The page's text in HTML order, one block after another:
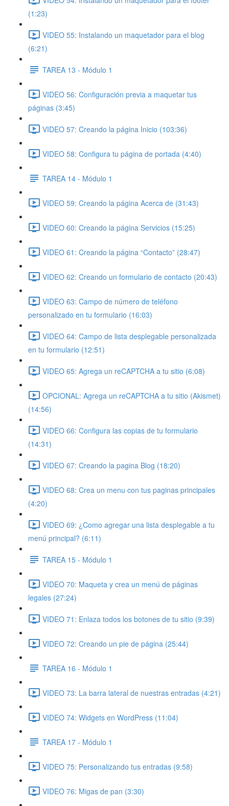
(1:23)
VIDEO 55: Instalando un maquetador para el blog
(6:21)
TAREA 13 - Módulo 1
VIDEO 56: Configuración previa a maquetar tus
páginas (3:45)
VIDEO 57: Creando la página Inicio (103:36)
VIDEO 58: Configura tu página de portada (4:40)
TAREA 14 - Módulo 1
VIDEO 59: Creando la página Acerca de (31:43)
VIDEO 60: Creando la página Servicios (15:25)
VIDEO 61: Creando la página “Contacto” (28:47)
VIDEO 62: Creando un formulario de contacto (20:43)
VIDEO 63: Campo de número de teléfono
personalizado en tu formulario (16:03)
VIDEO 64: Campo de lista desplegable personalizada
en tu formulario (12:51)
VIDEO 65: Agrega un reCAPTCHA a tu sitio (6:08)
OPCIONAL: Agrega un reCAPTCHA a tu sitio (Akismet)
(14:56)
VIDEO 66: Configura las copias de tu formulario
(14:31)
VIDEO 67: Creando la pagina Blog (18:20)
VIDEO 68: Crea un menu con tus paginas principales
(4:20)
VIDEO 69: ¿Como agregar una lista desplegable a tu
menú principal? (6:11)
TAREA 15 - Módulo 1
VIDEO 70: Maqueta y crea un menú de páginas
legales (27:24)
VIDEO 71: Enlaza todos los botones de tu sitio (9:39)
VIDEO 72: Creando un pie de página (25:44)
TAREA 16 - Módulo 1
VIDEO 73: La barra lateral de nuestras entradas (4:21)
VIDEO 74: Widgets en WordPress (11:04)
TAREA 17 - Módulo 1
VIDEO 75: Personalizando tus entradas (9:58)
VIDEO 76: Migas de pan (3:30)